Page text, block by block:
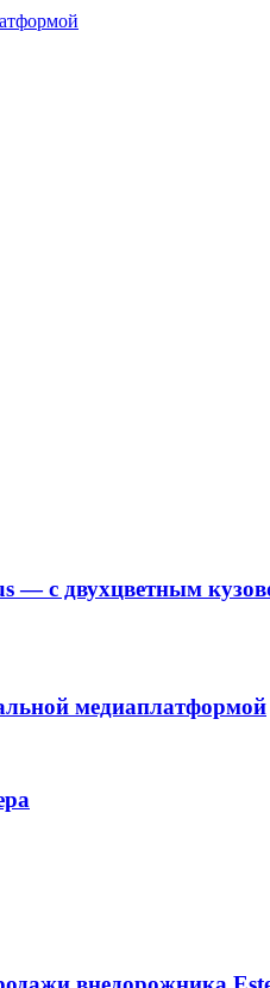
с двухцветным
медиаплатформой